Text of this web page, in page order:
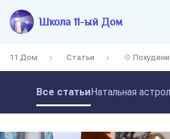
Школа 11-ый Дом
11 Дом Статьи 💠
Все статьиНатальная